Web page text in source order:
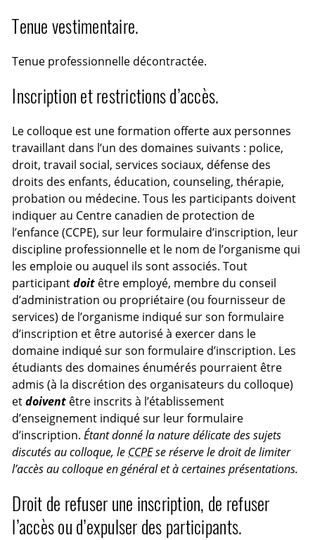
Tenue vestimentaire.
Tenue professionnelle décontractée.
Inscription et restrictions d’accès.
Le colloque est une formation offerte aux personnes
travaillant dans l’un des domaines suivants : police,
droit, travail social, services sociaux, défense des
droits des enfants, éducation, counseling, thérapie,
probation ou médecine. Tous les participants doivent
indiquer au Centre canadien de protection de
l’enfance (CCPE), sur leur formulaire d’inscription, leur
discipline professionnelle et le nom de l’organisme qui
les emploie ou auquel ils sont associés. Tout
participantdoit être employé, membre du conseil
d’administration ou propriétaire (ou fournisseur de
services) de l’organisme indiqué sur son formulaire
d’inscription et être autorisé à exercer dans le
domaine indiqué sur son formulaire d’inscription. Les
étudiants des domaines énumérés pourraient être
admis (à la discrétion des organisateurs du colloque)
etdoivent être inscrits à l’établissement
d’enseignement indiqué sur leur formulaire
d’inscription.Étant donné la nature délicate des sujets
discutés au colloque, le CCPEse réserve le droit de limiter
l’accès au colloque en général et à certaines présentations.
Droit de refuser une inscription, de refuser
l’accès ou d’expulser des participants.